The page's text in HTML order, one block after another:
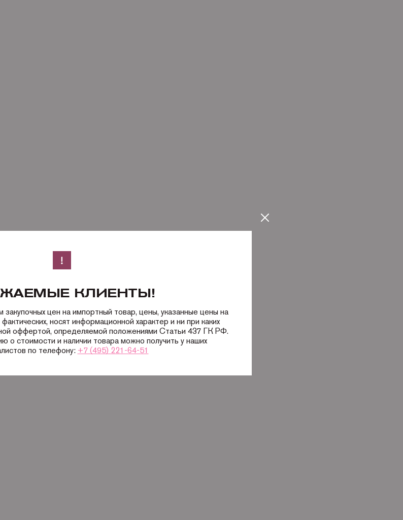
КЛИЕНТЫ!
цен на импортный товар, цены, указанные цены на
носят информационной характер и ни при каких
оффертой, определяемой положениями Статьи 437 ГК РФ.
о стоимости и наличии товара можно получить у наших
по телефону: +7 (495) 221-64-51